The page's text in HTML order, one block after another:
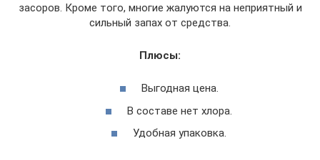
засоров. Кроме того, многие жалуются на неприятный и
сильный запах от средства.
Плюсы:
Выгодная цена.
В составе нет хлора.
Удобная упаковка.